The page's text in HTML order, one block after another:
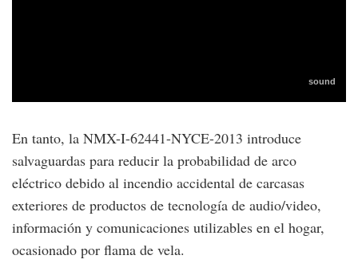
En tanto, la NMX-I-62441-NYCE-2013 introduce
salvaguardas para reducir la probabilidad de arco
eléctrico debido al incendio accidental de carcasas
exteriores de productos de tecnología de audio/video,
información y comunicaciones utilizables en el hogar,
ocasionado por flama de vela.